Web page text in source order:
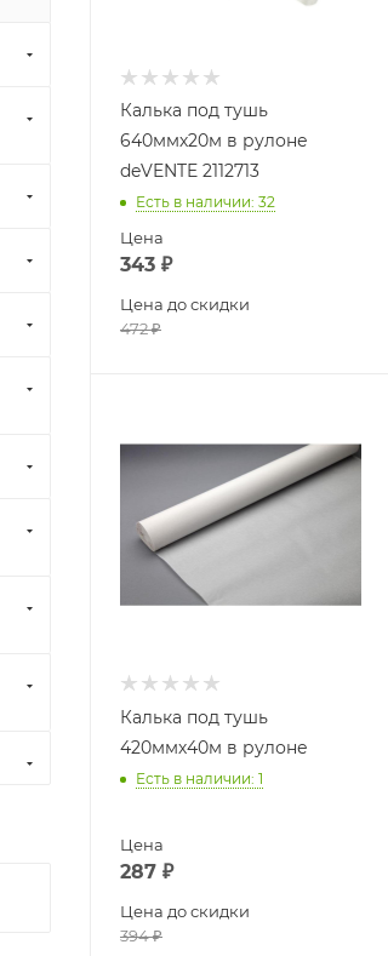
Калька под тушь
640ммх20м в рулоне
deVENTE 2112713
Есть в наличии: 32
Цена
343 ₽
Цена до скидки
472₽
Калька под тушь
420ммх40м в рулоне
Есть в наличии: 1
Цена
287 ₽
Цена до скидки
394₽